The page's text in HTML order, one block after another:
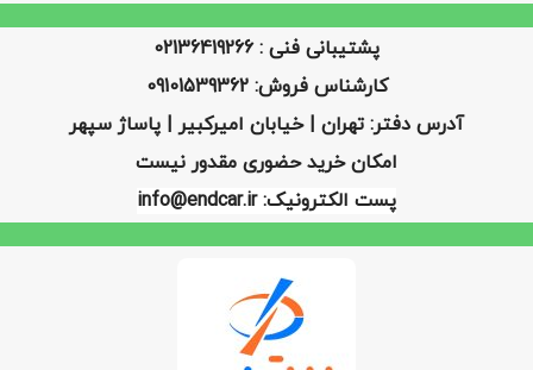
پشتیبانی فنی : 02136419266
کارشناس فروش: 09101539362
آدرس دفتر: تهران | خیابان امیرکبیر | پاساژ سپهر
امکان خرید حضوری مقدور نیست
پست الکترونیک: info@endcar.ir